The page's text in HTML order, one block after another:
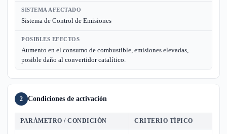
SISTEMA AFECTADO
Sistema de Control de Emisiones
POSIBLES EFECTOS
Aumento en el consumo de combustible, emisiones elevadas,
posible daño al convertidor catalítico.
2 Condiciones de activación
PARÁMETRO / CONDICIÓN CRITERIO TÍPICO